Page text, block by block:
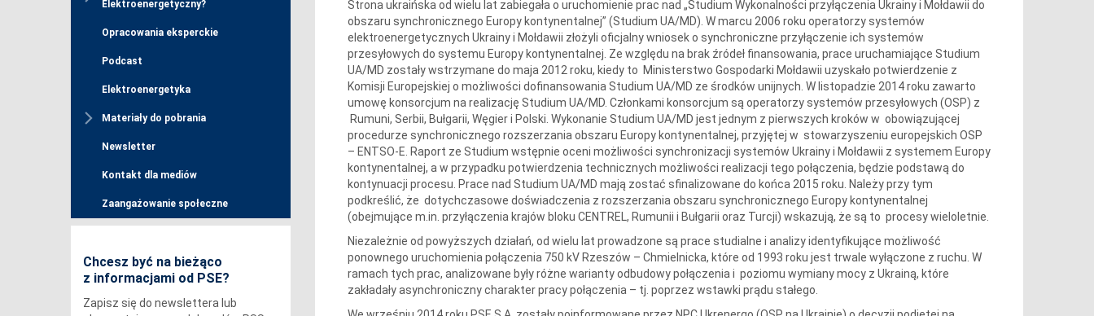
Elektroenergetyczny?
Opracowania eksperckie
Podcast
Elektroenergetyka
Materiały do pobrania
Newsletter
Kontakt dla mediów
Zaangażowanie społeczne
Chcesz być na bieżąco
z informacjami od PSE?
Zapisz się do newslettera lub
Strona ukraińska od wielu lat zabiegała o uruchomienie prac nad „Studium Wykonalności przyłączenia Ukrainy i Mołdawii do
obszaru synchronicznego Europy kontynentalnej” (Studium UA/MD). W marcu 2006 roku operatorzy systemów
elektroenergetycznych Ukrainy i Mołdawii złożyli oficjalny wniosek o synchroniczne przyłączenie ich systemów
przesyłowych do systemu Europy kontynentalnej. Ze względu na brak źródeł finansowania, prace uruchamiające Studium
UA/MD zostały wstrzymane do maja 2012 roku, kiedy to Ministerstwo Gospodarki Mołdawii uzyskało potwierdzenie z
Komisji Europejskiej o możliwości dofinansowania Studium UA/MD ze środków unijnych. W listopadzie 2014 roku zawarto
umowę konsorcjum na realizację Studium UA/MD. Członkami konsorcjum są operatorzy systemów przesyłowych (OSP) z
Rumuni, Serbii, Bułgarii, Węgier i Polski. Wykonanie Studium UA/MD jest jednym z pierwszych kroków w obowiązującej
procedurze synchronicznego rozszerzania obszaru Europy kontynentalnej, przyjętej w stowarzyszeniu europejskich OSP
– ENTSO-E. Raport ze Studium wstępnie oceni możliwości synchronizacji systemów Ukrainy i Mołdawii z systemem Europy
kontynentalnej, a w przypadku potwierdzenia technicznych możliwości realizacji tego połączenia, będzie podstawą do
kontynuacji procesu. Prace nad Studium UA/MD mają zostać sfinalizowane do końca 2015 roku. Należy przy tym
podkreślić, że dotychczasowe doświadczenia z rozszerzania obszaru synchronicznego Europy kontynentalnej
(obejmujące m.in. przyłączenia krajów bloku CENTREL, Rumunii i Bułgarii oraz Turcji) wskazują, że są to procesy wieloletnie.
Niezależnie od powyższych działań, od wielu lat prowadzone są prace studialne i analizy identyfikujące możliwość
ponownego uruchomienia połączenia 750 kV Rzeszów – Chmielnicka, które od 1993 roku jest trwale wyłączone z ruchu. W
ramach tych prac, analizowane były różne warianty odbudowy połączenia i poziomu wymiany mocy z Ukrainą, które
zakładały asynchroniczny charakter pracy połączenia – tj. poprzez wstawki prądu stałego.